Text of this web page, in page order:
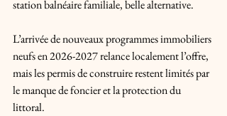
station balnéaire familiale, belle alternative.
L’arrivée de nouveaux programmes immobiliers
neufs en 2026-2027 relance localement l’offre,
mais les permis de construire restent limités par
le manque de foncier et la protection du
littoral.